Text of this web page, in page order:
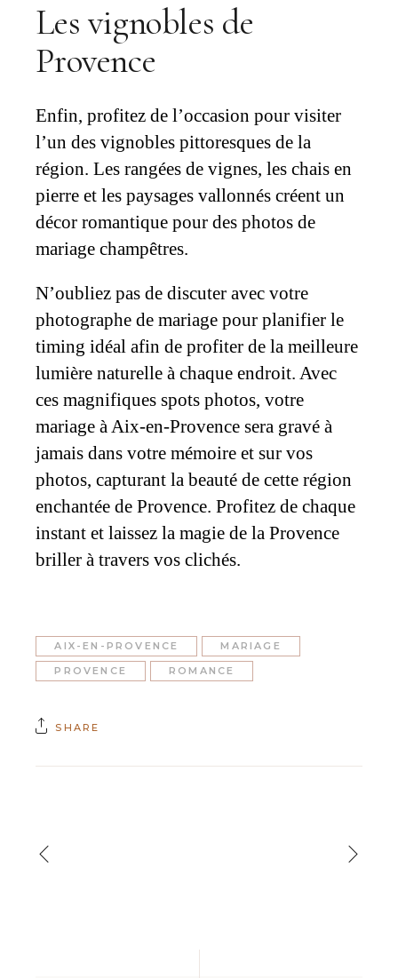
Les vignobles de
Provence
Enfin, profitez de l’occasion pour visiter
l’un des vignobles pittoresques de la
région. Les rangées de vignes, les chais en
pierre et les paysages vallonnés créent un
décor romantique pour des photos de
mariage champêtres.
N’oubliez pas de discuter avec votre
photographe de mariage pour planifier le
timing idéal afin de profiter de la meilleure
lumière naturelle à chaque endroit. Avec
ces magnifiques spots photos, votre
mariage à Aix-en-Provence sera gravé à
jamais dans votre mémoire et sur vos
photos, capturant la beauté de cette région
enchantée de Provence. Profitez de chaque
instant et laissez la magie de la Provence
briller à travers vos clichés.
AIX-EN-PROVENCE
MARIAGE
PROVENCE
ROMANCE
SHARE